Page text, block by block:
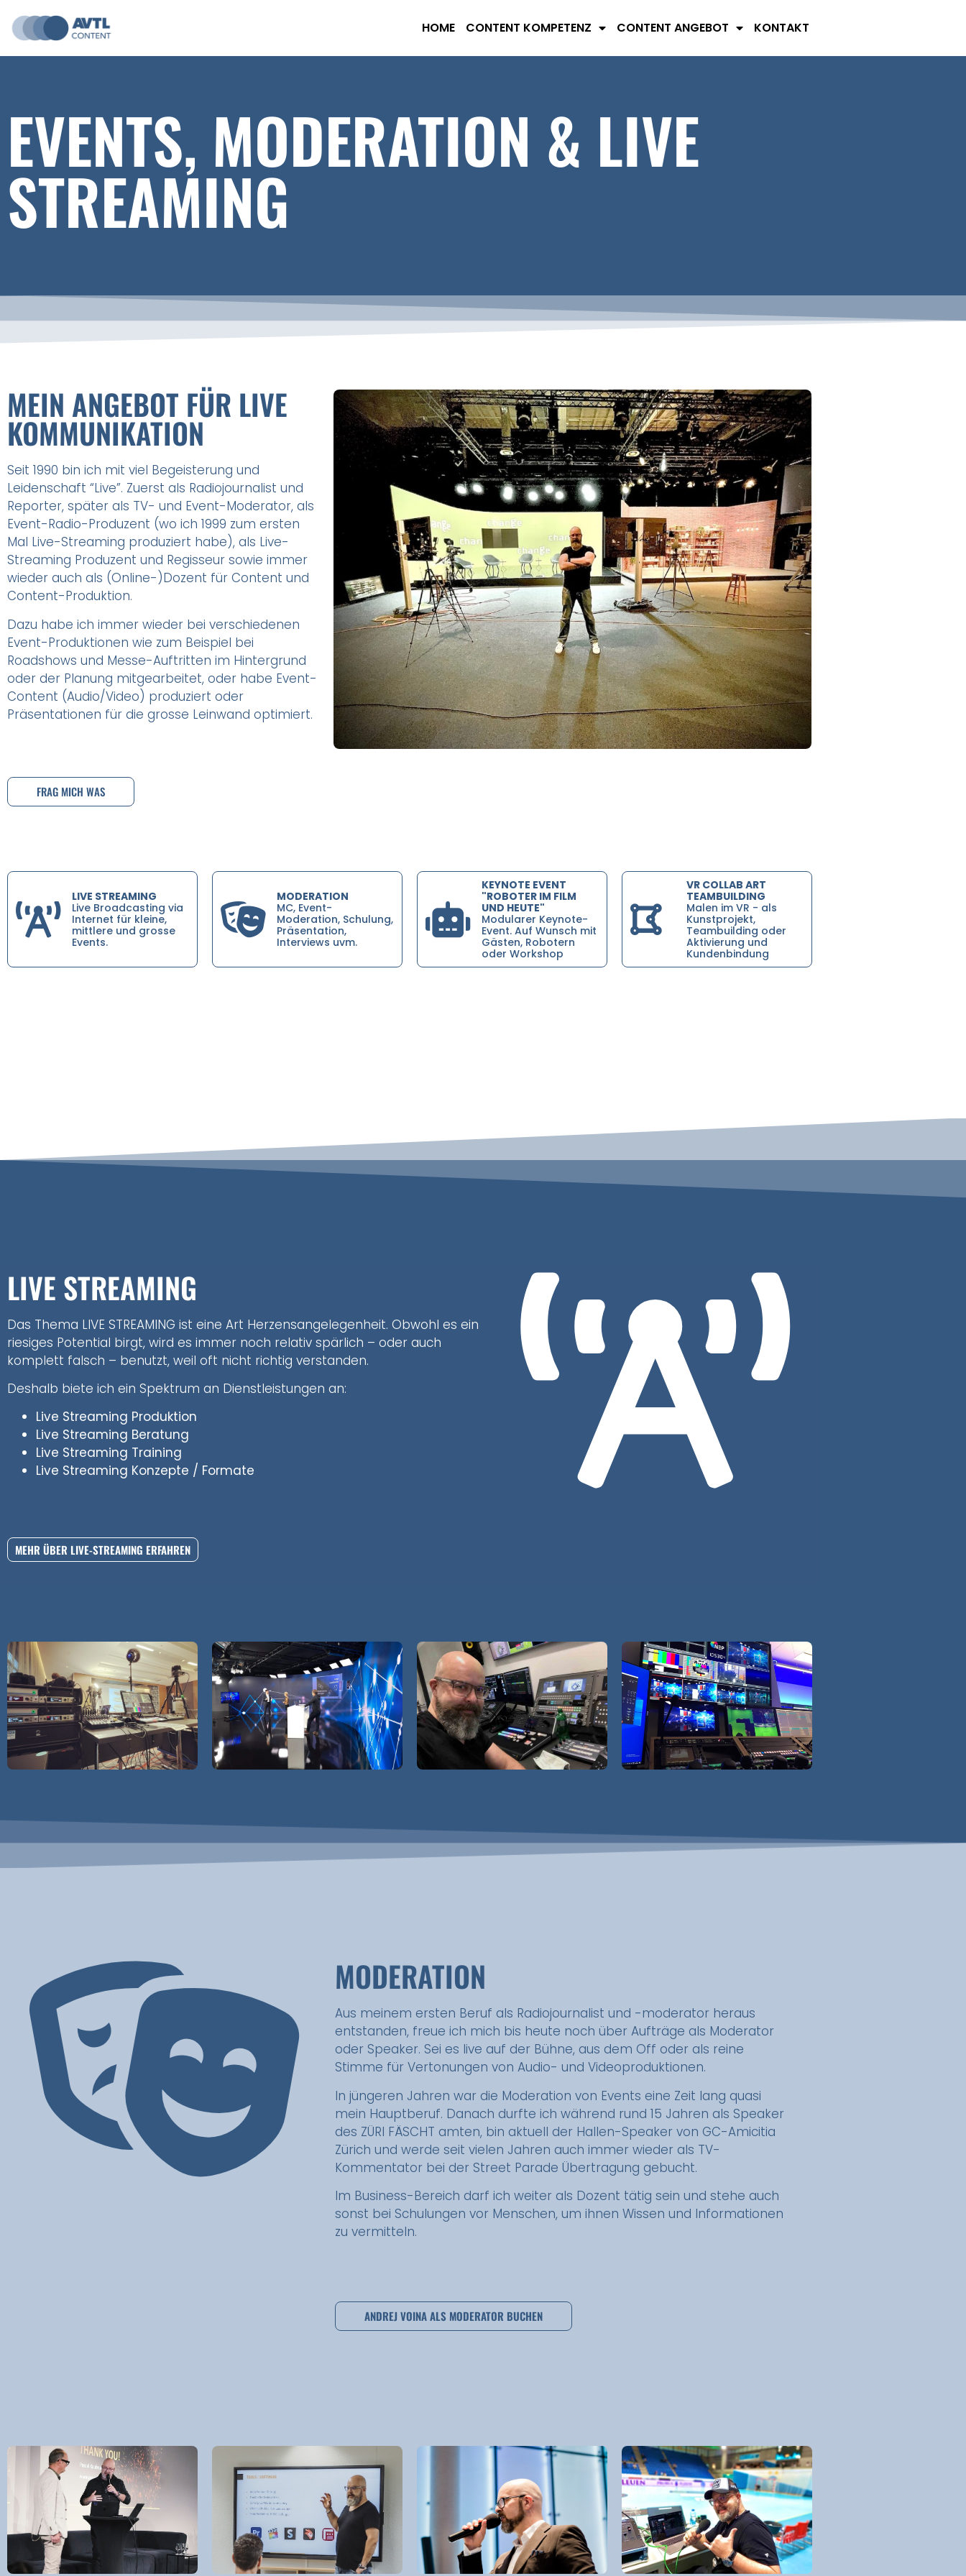
HOME CONTENT KOMPETENZ CONTENT ANGEBOT KONTAKT
EVENTS, MODERATION & LIVE
STREAMING
MEIN ANGEBOT FÜR LIVE
KOMMUNIKATION
Seit 1990 bin ich mit viel Begeisterung und
Leidenschaft “Live”. Zuerst als Radiojournalist und
Reporter, später als TV- und Event-Moderator, als
Event-Radio-Produzent (wo ich 1999 zum ersten
Mal Live-Streaming produziert habe), als Live-
Streaming Produzent und Regisseur sowie immer
wieder auch als (Online-)Dozent für Content und
Content-Produktion.
Dazu habe ich immer wieder bei verschiedenen
Event-Produktionen wie zum Beispiel bei
Roadshows und Messe-Auftritten im Hintergrund
oder der Planung mitgearbeitet, oder habe Event-
Content (Audio/Video) produziert oder
Präsentationen für die grosse Leinwand optimiert.
FRAG MICH WAS
LIVE STREAMING
Live Broadcasting via
Internet für kleine,
mittlere und grosse
Events.
MODERATION
MC, Event-
Moderation, Schulung,
Präsentation,
Interviews uvm.
KEYNOTE EVENT
"ROBOTER IM FILM
UND HEUTE"
Modularer Keynote-
Event. Auf Wunsch mit
Gästen, Robotern
oder Workshop
VR COLLAB ART
TEAMBUILDING
Malen im VR - als
Kunstprojekt,
Teambuilding oder
Aktivierung und
Kundenbindung
LIVE STREAMING
Das Thema LIVE STREAMING ist eine Art Herzensangelegenheit. Obwohl es ein
riesiges Potential birgt, wird es immer noch relativ spärlich – oder auch
komplett falsch – benutzt, weil oft nicht richtig verstanden.
Deshalb biete ich ein Spektrum an Dienstleistungen an:
Live Streaming Produktion
Live Streaming Beratung
Live Streaming Training
Live Streaming Konzepte / Formate
MEHR ÜBER LIVE-STREAMING ERFAHREN
MODERATION
Aus meinem ersten Beruf als Radiojournalist und -moderator heraus
entstanden, freue ich mich bis heute noch über Aufträge als Moderator
oder Speaker. Sei es live auf der Bühne, aus dem Off oder als reine
Stimme für Vertonungen von Audio- und Videoproduktionen.
In jüngeren Jahren war die Moderation von Events eine Zeit lang quasi
mein Hauptberuf. Danach durfte ich während rund 15 Jahren als Speaker
des ZÜRI FÄSCHT amten, bin aktuell der Hallen-Speaker von GC-Amicitia
Zürich und werde seit vielen Jahren auch immer wieder als TV-
Kommentator bei der Street Parade Übertragung gebucht.
Im Business-Bereich darf ich weiter als Dozent tätig sein und stehe auch
sonst bei Schulungen vor Menschen, um ihnen Wissen und Informationen
zu vermitteln.
ANDREJ VOINA ALS MODERATOR BUCHEN